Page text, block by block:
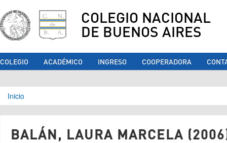
COLEGIO NACIONAL
DE BUENOS AIRES
COLEGIO ACADÉMICO INGRESO COOPERADORA
Se encuentra usted aquí
Inicio
BALÁN, LAURA MARCELA